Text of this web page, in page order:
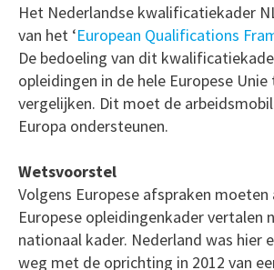
Het Nederlandse kwalificatiekader
van het ‘European Qualifications
De bedoeling van dit
opleidingen in de hele Europese Unie
vergelijken. Dit moet de
Europa ondersteunen.
Wetsvoorstel
Volgens Europese afspraken
Europese opleidingenkader vertalen
nationaal kader. Nederland was hier
weg met de oprichting in 2012 van